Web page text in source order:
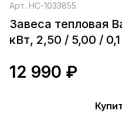
Арт. НС-1033855
Завеса тепловая
кВт, 2,50 / 5,00 /
12 990 ₽